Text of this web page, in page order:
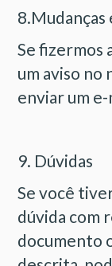
8.Mudanças
Se fizermos
um aviso no
enviar um e-
9. Dúvidas
Se você
dúvida com
documento